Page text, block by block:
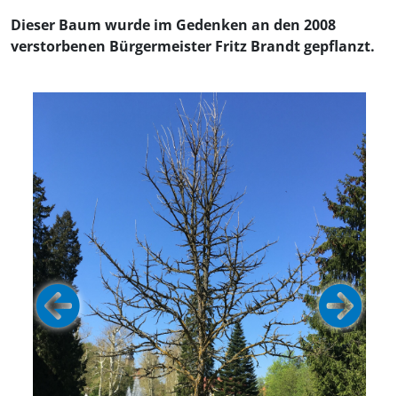
Dieser Baum wurde im Gedenken an den 2008
verstorbenen Bürgermeister Fritz Brandt gepflanzt.